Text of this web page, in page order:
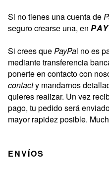
Si no tienes una cuenta de
seguro crearse una, en
Si crees quePayPal no es
mediante transferencia
ponerte en contacto con
contacty mandarnos
quieres realizar. Un vez
pago, tu pedido será
mayor rapidez posible.
ENVÍOS